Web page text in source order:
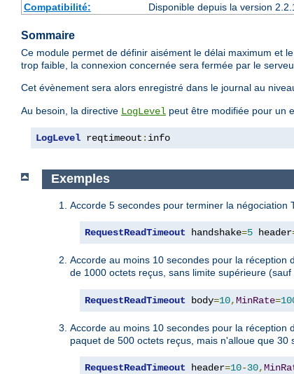
Compatibilité:
Disponible depuis la version
Sommaire
Ce module permet de définir aisément le délai maximum et
trop faible, la connexion concernée sera fermée par le
Cet évènement sera alors enregistré dans le journal au
Au besoin, la directive LogLevel peut être modifiée pour un
LogLevel reqtimeout : info
Exemples
Accorde 5 secondes pour terminer la
RequestReadTimeout handshake=5 header
Accorde au moins 10 secondes pour la
de 1000 octets reçus, sans limite supérieure
RequestReadTimeout body=10,MinRate=
Accorde au moins 10 secondes pour la
paquet de 500 octets reçus, mais n'alloue que
RequestReadTimeout header=10-30,